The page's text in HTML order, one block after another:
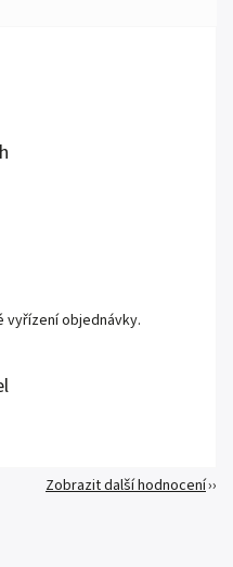
vyřízení objednávky.
Zobrazit další hodnocení